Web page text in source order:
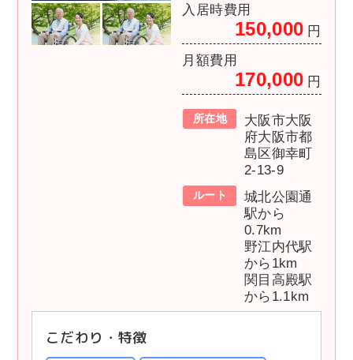
入居時費用
150,000 円
月額費用
170,000 円
所在地
大阪市大阪
府大阪市都
島区御幸町
2-13-9
ルート
城北公園通
駅から
0.7km
野江内代駅
から1km
関目高殿駅
から1.1km
こだわり・特徴